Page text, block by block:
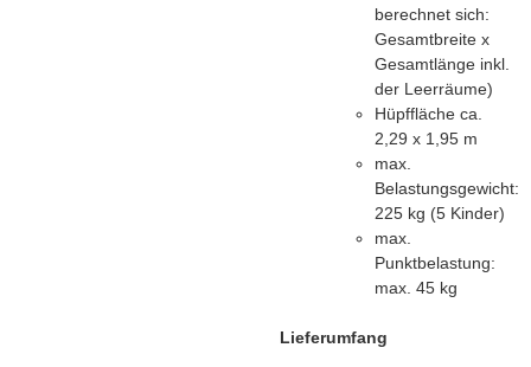
berechnet sich:
Gesamtbreite x
Gesamtlänge inkl.
der Leerräume)
Hüpffläche ca.
2,29 x 1,95 m
max.
Belastungsgewicht:
225 kg (5 Kinder)
max.
Punktbelastung:
max. 45 kg
Lieferumfang